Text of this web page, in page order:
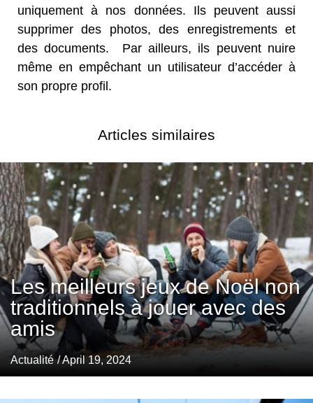
uniquement à nos données. Ils peuvent aussi
supprimer des photos, des enregistrements et
des documents. Par ailleurs, ils peuvent nuire
même en empêchant un utilisateur d’accéder à
son propre profil.
Articles similaires
Les meilleurs jeux de Noël non
traditionnels à jouer avec des
amis
Actualité / April 19, 2024